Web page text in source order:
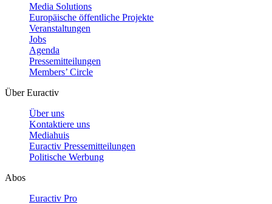
Media Solutions
Europäische öffentliche Projekte
Veranstaltungen
Jobs
Agenda
Pressemitteilungen
Members’ Circle
Über Euractiv
Über uns
Kontaktiere uns
Mediahuis
Euractiv Pressemitteilungen
Politische Werbung
Abos
Euractiv Pro